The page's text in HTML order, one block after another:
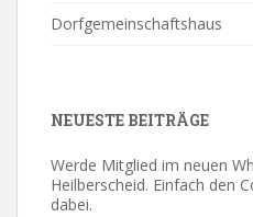
Dorfgemeinschaftshaus
NEUESTE BEITRÄGE
Werde Mitglied im neuen
Heilberscheid. Einfach den
dabei.